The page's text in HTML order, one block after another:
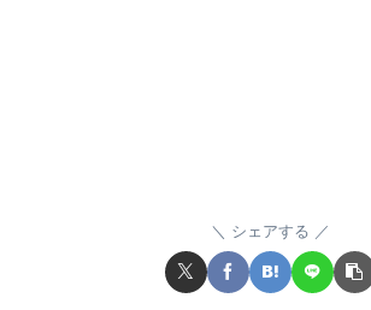
シェアする